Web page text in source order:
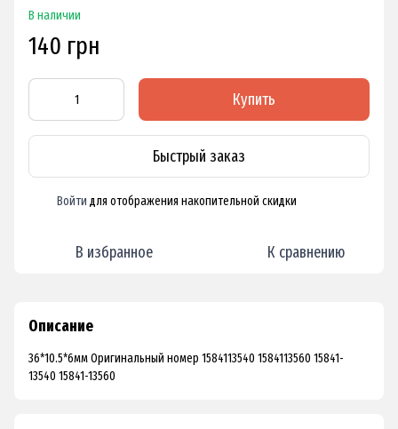
В наличии
140 грн
Купить
Быстрый заказ
Войти для отображения накопительной скидки
В избранное К сравнению
Описание
36*10.5*6мм Оригинальный номер 1584113540 1584113560 15841-
13540 15841-13560